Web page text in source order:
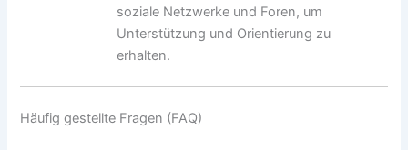
soziale Netzwerke und Foren, um
Unterstützung und Orientierung zu
erhalten.
Häufig gestellte Fragen (FAQ)